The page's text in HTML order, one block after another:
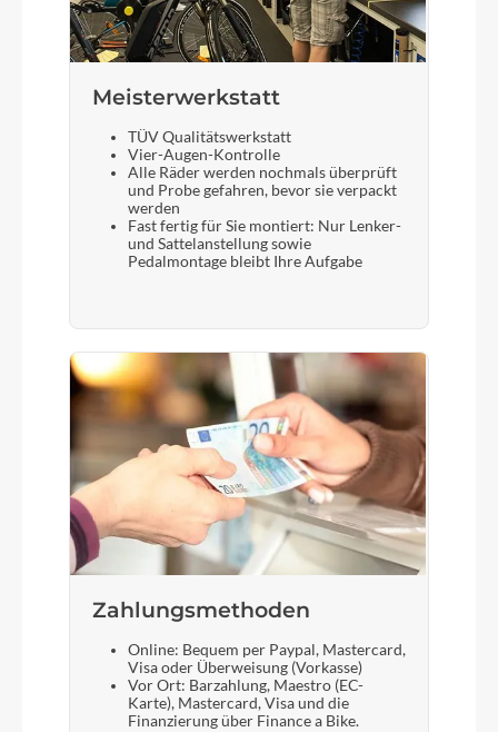
Meisterwerkstatt
TÜV Qualitätswerkstatt
Vier-Augen-Kontrolle
Alle Räder werden nochmals überprüft
und Probe gefahren, bevor sie verpackt
werden
Fast fertig für Sie montiert: Nur Lenker-
und Sattelanstellung sowie
Pedalmontage bleibt Ihre Aufgabe
Zahlungsmethoden
Online: Bequem per Paypal, Mastercard,
Visa oder Überweisung (Vorkasse)
Vor Ort: Barzahlung, Maestro (EC-
Karte), Mastercard, Visa und die
Finanzierung über Finance a Bike.